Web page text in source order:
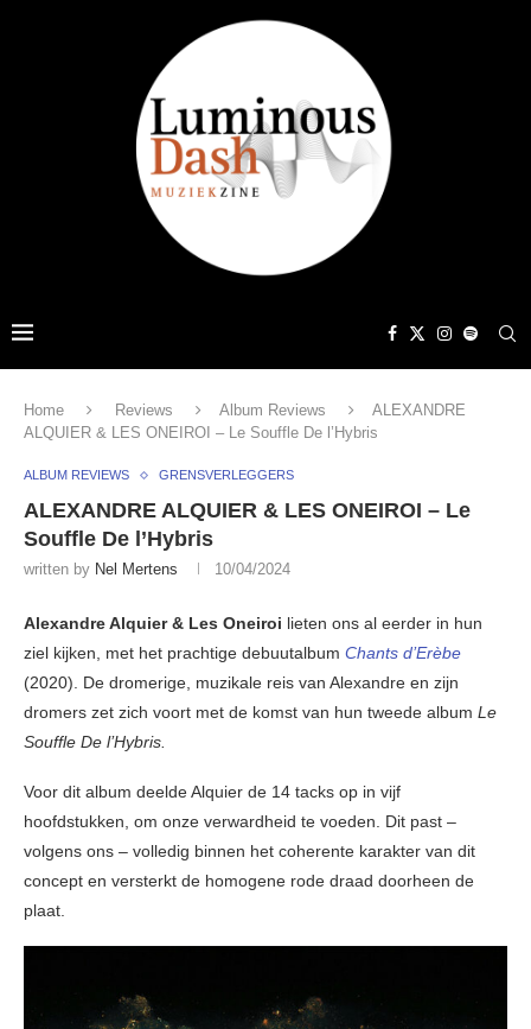
Home Reviews Album Reviews
ALEXANDRE
ALQUIER & LES ONEIROI – Le Souffle De l’Hybris
ALBUM REVIEWS GRENSVERLEGGERS
ALEXANDRE ALQUIER & LES ONEIROI – Le
Souffle De l’Hybris
written by Nel Mertens 10/04/2024
Alexandre Alquier & Les Oneiroi lieten ons al eerder in hun
ziel kijken, met het prachtige debuutalbum Chants d’Erèbe
(2020). De dromerige, muzikale reis van Alexandre en zijn
dromers zet zich voort met de komst van hun tweede album Le
Souffle De l’Hybris.
Voor dit album deelde Alquier de 14 tacks op in vijf
hoofdstukken, om onze verwardheid te voeden. Dit past –
volgens ons – volledig binnen het coherente karakter van dit
concept en versterkt de homogene rode draad doorheen de
plaat.